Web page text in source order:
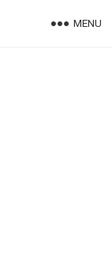
MENU